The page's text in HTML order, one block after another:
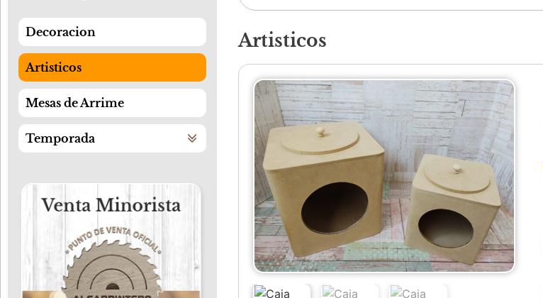
Decoracion
Artisticos
Mesas de Arrime
Temporada
Artisticos